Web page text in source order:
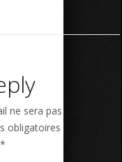
ne sera pas
obligatoires
*